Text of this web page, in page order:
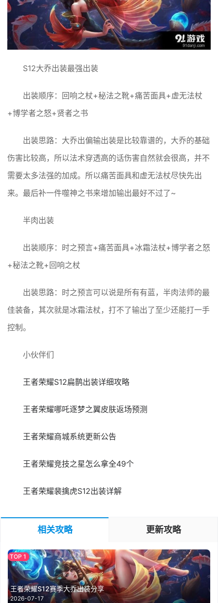
S12大乔出装最强出装
出装顺序：回响之杖+秘法之靴+痛苦面具+虚无法杖
+博学者之怒+贤者之书
出装思路：大乔出偏输出装是比较靠谱的，大乔的基础
伤害比较高，所以法术穿透高的话伤害自然就会很高，并不
需要太多法强的加成。所以痛苦面具和虚无法杖尽快先出
来。最后补一件噬神之书来增加输出最好不过了~
半肉出装
出装顺序：时之预言+痛苦面具+冰霜法杖+博学者之怒
+秘法之靴+回响之杖
出装思路：时之预言可以说是所有有蓝，半肉法师的最
佳装备，其次就是冰霜法杖，打不了输出了至少还能打一手
控制。
小伙伴们
王者荣耀S12扁鹊出装详细攻略
王者荣耀哪吒逐梦之翼皮肤返场预测
王者荣耀商城系统更新公告
王者荣耀竞技之星怎么拿全49个
王者荣耀裴擒虎S12出装详解
相关攻略 更新攻略
王者荣耀S12赛季大乔出装分享
2026-07-17